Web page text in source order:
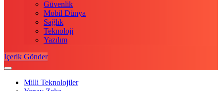
Güvenlik
Mobil Dünya
Sağlık
Teknoloji
Yazılım
İçerik Gönder
Milli Teknolojiler